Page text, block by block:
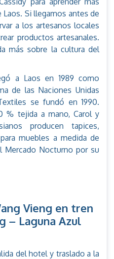
Si llegamos antes de
a los artesanos locales
productos artesanales.
más sobre la cultura del
a Laos en 1989 como
de las Naciones Unidas
se fundó en 1990.
% tejida a mano, Carol y
producen tapices,
muebles a medida de
Mercado Nocturno por su
Vieng en tren
– Laguna Azul
del hotel y traslado a la